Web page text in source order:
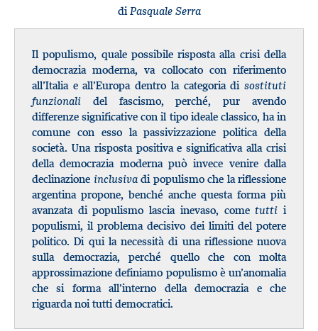
diPasquale Serra
Il populismo, quale possibile risposta alla crisi della
democrazia moderna, va collocato con riferimento
all’Italia e all’Europa dentro la categoria di sostituti
funzionali del fascismo, perché, pur avendo
differenze significative con il tipo ideale classico, ha in
comune con esso la passivizzazione politica della
società. Una risposta positiva e significativa alla crisi
della democrazia moderna può invece venire dalla
declinazione inclusivadi populismo che la riflessione
argentina propone, benché anche questa forma più
avanzata di populismo lascia inevaso, cometutti i
populismi, il problema decisivo dei limiti del potere
politico. Di qui la necessità di una riflessione nuova
sulla democrazia, perché quello che con molta
approssimazione definiamo populismo è un’anomalia
che si forma all’interno della democrazia e che
riguarda noi tutti democratici.